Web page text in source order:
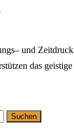
– und Zeitdruck
stützen das geistige